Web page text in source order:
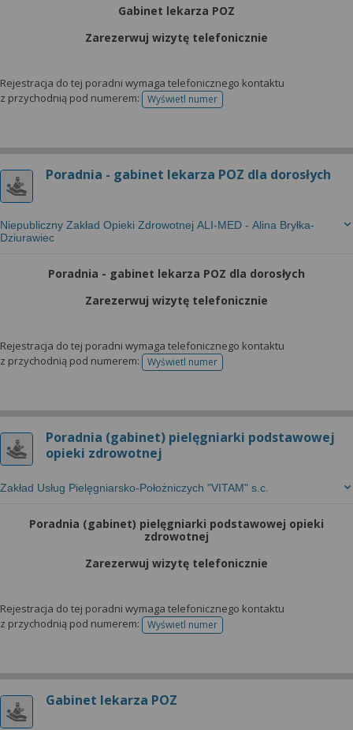
Gabinet lekarza POZ
Zarezerwuj wizytę telefonicznie
Rejestracja do tej poradni wymaga telefonicznego kontaktu
z przychodnią pod numerem:
Wyświetl numertelefonu do rejestracji
Poradnia - gabinet lekarza POZ dla dorosłych
Niepubliczny Zakład Opieki Zdrowotnej ALI-MED - Alina Bryłka-
Dziurawiec
Poradnia - gabinet lekarza POZ dla dorosłych
Zarezerwuj wizytę telefonicznie
Rejestracja do tej poradni wymaga telefonicznego kontaktu
z przychodnią pod numerem:
Wyświetl numertelefonu do rejestracji
Poradnia (gabinet) pielęgniarki podstawowej
opieki zdrowotnej
Zakład Usług Pielęgniarsko-Położniczych "VITAM" s.c.
Poradnia (gabinet) pielęgniarki podstawowej opieki
zdrowotnej
Zarezerwuj wizytę telefonicznie
Rejestracja do tej poradni wymaga telefonicznego kontaktu
z przychodnią pod numerem:
Wyświetl numertelefonu do rejestracji
Gabinet lekarza POZ
możesz też wycofać zgodę na przetwarzanie Twoich
danych tylko w niektórych celach. Jeżeli chcesz
konfigurację szczegółową, to możesz tego dokonać
za pomocą „Ustawień zaawansowanych”.
znajdziesz w Regulaminie Serwisu.